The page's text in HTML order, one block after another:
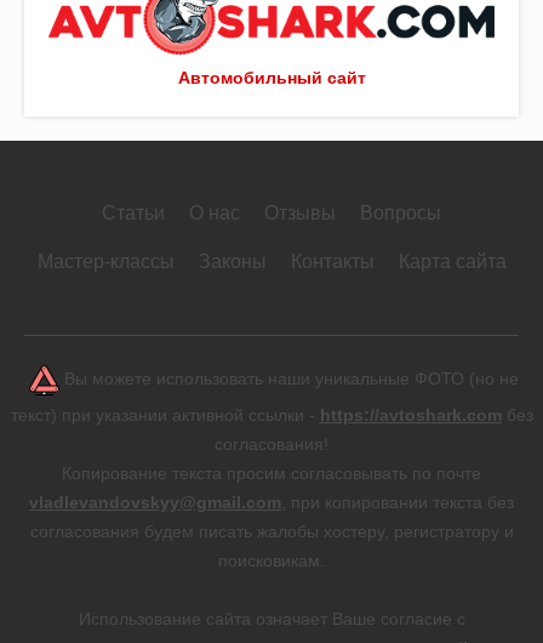
Автомобильный сайт
Статьи О нас Отзывы Вопросы
Мастер-классы Законы Контакты Карта сайта
Вы можете использовать наши уникальные ФОТО (но не
текст) при указании активной ссылки - https://avtoshark.com без
согласования!
Копирование текста просим согласовывать по почте
vladlevandovskyy@gmail.com , при копировании текста без
согласования будем писать жалобы хостеру, регистратору и
поисковикам.
Использование сайта означает Ваше согласие с